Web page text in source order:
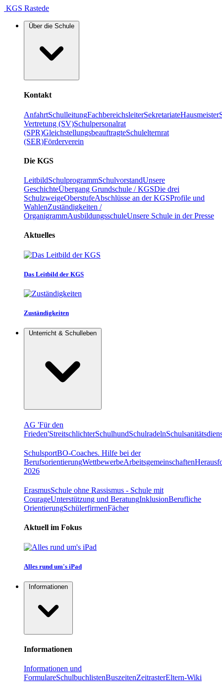
KGS Rastede
Über die Schule
Kontakt
AnfahrtSchulleitungFachbereichsleiterSekretariateHausmeister
Vertretung (SV)Schulpersonalrat
(SPR)GleichstellungsbeauftragteSchulelternrat
(SER)Förderverein
Die KGS
LeitbildSchulprogrammSchulvorstandUnsere
GeschichteÜbergang Grundschule / KGSDie drei
SchulzweigeOberstufeAbschlüsse an der KGSProfile und
WahlenZuständigkeiten /
OrganigrammAusbildungsschuleUnsere Schule in der Presse
Aktuelles
Das Leitbild der KGS
Zuständigkeiten
Unterricht & Schulleben
AG 'Für den
Frieden'StreitschlichterSchulhundSchulradeln
SchulsportBO-Coaches. Hilfe bei der
BerufsorientierungWettbewerbeArbeitsgemeinschaften
2026
ErasmusSchule ohne Rassismus - Schule mit
CourageUnterstützung und BeratungInklusionBerufliche
OrientierungSchülerfirmenFächer
Aktuell im Fokus
Alles rund um's iPad
Informationen
Informationen
Informationen und
FormulareSchulbuchlistenBuszeitenZeitrasterEltern-Wiki